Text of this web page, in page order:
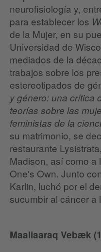
neurofisiología y,
para establecer los
de la Mujer, en su
Universidad de
mediados de la
trabajos sobre los
estereotipados de
y género: una crítica
teorías sobre las
feministas de la
su matrimonio, se
restaurante
Madison, así como a
One's Own. Junto
Karlin, luchó por el
sucumbir al cáncer a
Maaliaaraq Vebæk